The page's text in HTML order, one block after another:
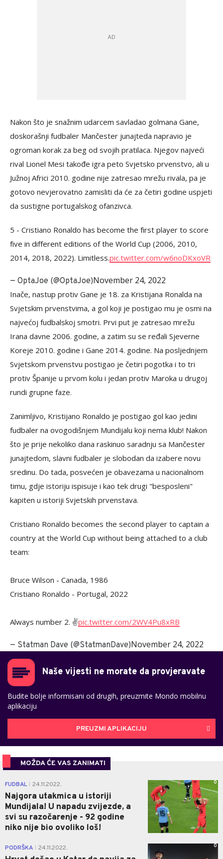
Nakon što je snažnim udarcem savladao golmana Gane,
doskorašnji fudbaler Mančester junajteda napravio je
ogroman korak za beg od svojih pratilaca. Njegov najveći
rival Lionel Mesi takođe igra peto Svjetsko prvenstvo, ali u
Južnoj Africi 2010. godine nije zatresao mrežu rivala, pa je
gotovo nevjerovatno zamisliti da će za četiri godine uspjeti
da sustigne portugalskog ofanzivca.
5 - Cristiano Ronaldo has become the first player to score
five in different editions of the World Cup (2006, 2010,
2014, 2018, 2022). Limitless.pic.twitter.com/w6noDKxoVR
— OptaJoe (@OptaJoe)November 24, 2022
Inače, nastup protiv Gane je 18. za Kristijana Ronalda na
Svjetskim prvenstvima, a gol koji je postigao mu je osmi na
najvećoj fudbalskoj smotri. Prvi put je zatresao mrežu
Irana davne 2006. godine, a zatim su se ređali Sjeverne
Koreje 2010. godine i Gane 2014. godine. Na posljednjem
Svjetskom prvenstvu postigao je četiri pogotka i to tri
protiv Španije u prvom kolu i jedan protiv Maroka u drugoj
rundi grupne faze.
Zanimljivo, Kristijano Ronaldo je postigao gol kao jedini
fudbaler na ovogodišnjem Mundijalu koji nema klub! Nakon
što je prije nekoliko dana raskinuo saradnju sa Mančester
junajtedom, slavni fudbaler je slobodan da izabere novu
sredinu. Do tada, posvećen je obavezama u nacionalnom
timu, gdje istoriju ispisuje i kao tek drugi "besposleni"
kapiten u istoriji Svjetskih prvenstava.
Cristiano Ronaldo becomes the second player to captain a
country at the World Cup without being attached to a club
team:
Bruce Wilson - Canada, 1986
Cristiano Ronaldo - Portugal, 2022
Always number 2. ✌️pic.twitter.com/2WV4Pu8xRB
— Statman Dave (@StatmanDave)November 24, 2022
Naše vijesti ne morate da provjeravate
Budite bolje informisani od drugih, preuzmite Mondo mobilnu
aplikaciju
PREUZMI APLIKACIJU
MOŽDA ĆE VAS ZANIMATI
FUDBAL 24.11.2022.
Najgora utakmica u istoriji
Mundijala! U napadu zvijezde, a
svi su razočarenje - 92 godine
niko nije bio ovoliko loš!
0
PODRŠKA 24.11.2022. 0